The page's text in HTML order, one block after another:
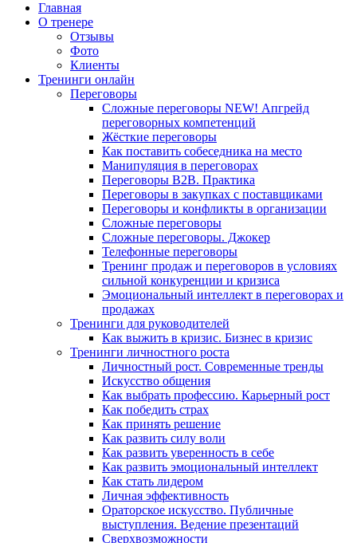
Главная
О тренере
Отзывы
Фото
Клиенты
Тренинги онлайн
Переговоры
Сложные переговоры NEW! Апгрейд
переговорных компетенций
Жёсткие переговоры
Как поставить собеседника на место
Манипуляция в переговорах
Переговоры B2B. Практика
Переговоры в закупках с поставщиками
Переговоры и конфликты в организации
Сложные переговоры
Сложные переговоры. Джокер
Телефонные переговоры
Тренинг продаж и переговоров в условиях
сильной конкуренции и кризиса
Эмоциональный интеллект в переговорах и
продажах
Тренинги для руководителей
Как выжить в кризис. Бизнес в кризис
Тренинги личностного роста
Личностный рост. Современные тренды
Искусство общения
Как выбрать профессию. Карьерный рост
Как победить страх
Как принять решение
Как развить силу воли
Как развить уверенность в себе
Как развить эмоциональный интеллект
Как стать лидером
Личная эффективность
Ораторское искусство. Публичные
выступления. Ведение презентаций
Сверхвозможности